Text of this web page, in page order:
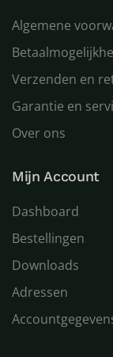
Algemene
Verzenden en
Garantie en
Over ons
Mijn Account
Dashboard
Bestellingen
Downloads
Adressen